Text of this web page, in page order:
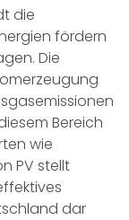
die
fördern
Die
Bereich
wie
PV stellt
dar